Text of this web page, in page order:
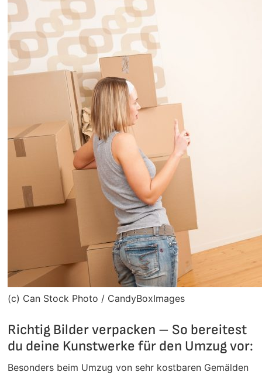
(c) Can Stock Photo / CandyBoxImages
Richtig Bilder verpacken – So bereitest
du deine Kunstwerke für den Umzug vor:
Besonders beim Umzug von sehr kostbaren Gemälden